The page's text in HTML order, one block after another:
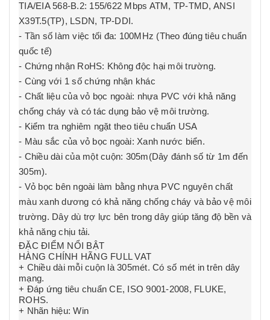
TIA/EIA 568-B.2: 155/622 Mbps ATM, TP-TMD, ANSI
X39T.5(TP), LSDN, TP-DDI.
- Tần số làm việc tối đa: 100MHz (Theo đúng tiêu chuẩn
quốc tế)
- Chứng nhận RoHS: Không độc hại môi trường.
- Cùng với 1 số chứng nhận khác
- Chất liệu của vỏ bọc ngoài: nhựa PVC với khả năng
chống cháy và có tác dụng bảo vệ môi trường.
- Kiểm tra nghiêm ngặt theo tiêu chuẩn USA
- Màu sắc của vỏ bọc ngoài: Xanh nước biển.
- Chiều dài của một cuộn: 305m(Dây đánh số từ 1m đến
305m).
- Vỏ bọc bên ngoài làm bằng nhựa PVC nguyên chất
màu xanh dương có khả năng chống cháy và bảo vệ môi
trường. Dây dù trợ lực bên trong dây giúp tăng độ bền và
khả năng chịu tải.
ĐẶC ĐIỂM NỔI BẬT
HÀNG CHÍNH HÃNG FULL VAT
+ Chiều dài mỗi cuộn là 305mét. Có số mét in trên dây
mạng.
+ Đáp ứng tiêu chuẩn CE, ISO 9001-2008, FLUKE,
ROHS.
+ Nhãn hiệu:Win